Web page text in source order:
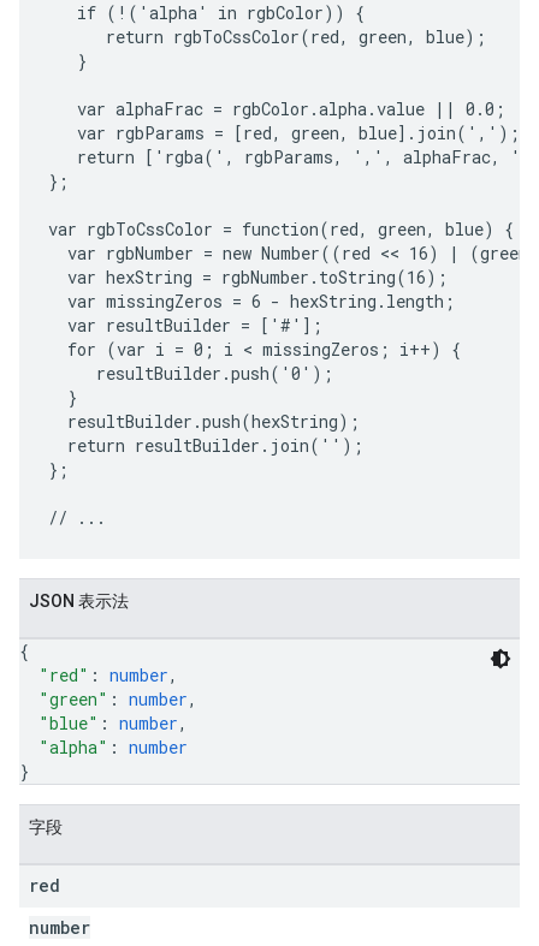
   if (!('alpha' in rgbColor)) {
      return rgbToCssColor(red, green, blue);
   }
   var alphaFrac = rgbColor.alpha.value || 0.0;
   var rgbParams = [red, green, blue].join(',');
return ['rgba(', rgbParams, ',', alphaFrac,
};
var rgbToCssColor = function(red, green, blue) {
var rgbNumber = new Number((red << 16) | (green
  var hexString = rgbNumber.toString(16);
  var missingZeros = 6 - hexString.length;
  var resultBuilder = ['#'];
  for (var i = 0; i < missingZeros; i++) {
     resultBuilder.push('0');
  }
  resultBuilder.push(hexString);
  return resultBuilder.join('');
};
JSON 表示法
{
"red" : number,
"green" : number,
"blue" : number,
"alpha" : number
}
字段
red
number